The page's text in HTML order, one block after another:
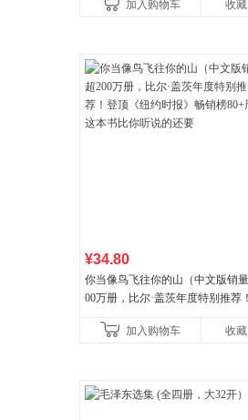
加入购物车
收藏
¥34.80
你当像鸟飞往你的山（中文版销
00万册，比尔·盖茨年度特别推荐
比你听说的还要
加入购物车 收藏